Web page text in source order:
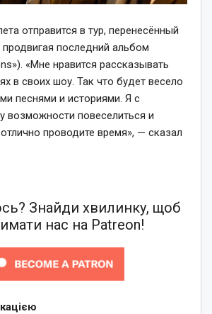
отправится в тур, перенесённый
последний альбом
«Мне нравится рассказывать
в своих шоу. Так что будет весело
песнями и историями. Я с
возможности повеселиться и
проводите время», — сказал
Знайди хвилинку, щоб
нас на Patreon!